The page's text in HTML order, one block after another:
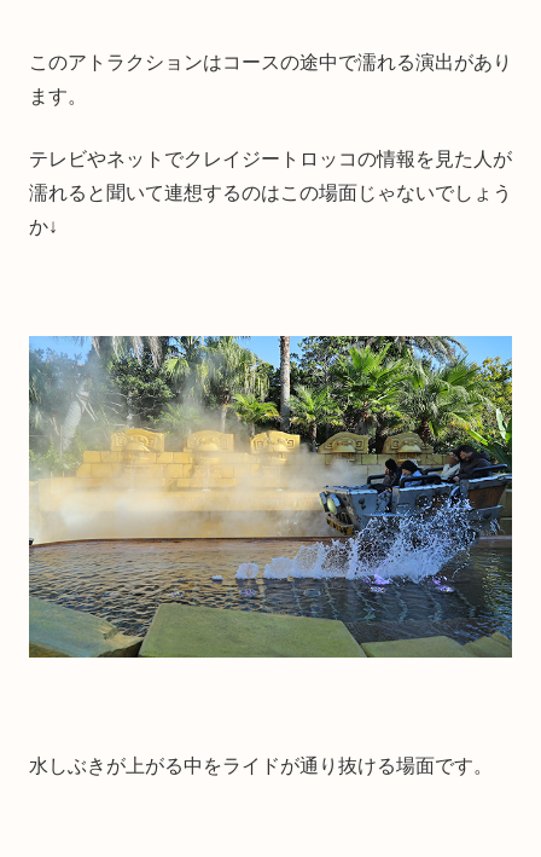
このアトラクションはコースの途中で濡れる演出があり
ます。
テレビやネットでクレイジートロッコの情報を見た人が
濡れると聞いて連想するのはこの場面じゃないでしょう
か↓
水しぶきが上がる中をライドが通り抜ける場面です。